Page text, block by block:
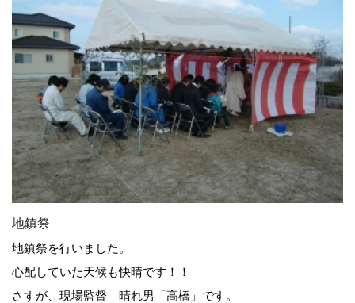
地鎮祭
地鎮祭を行いました。
心配していた天候も快晴です！！
さすが、現場監督 晴れ男「高橋」です。